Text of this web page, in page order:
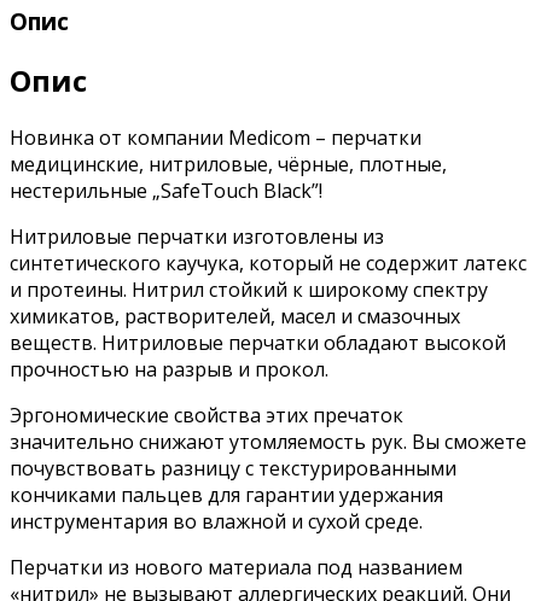
Опис
Опис
Новинка от компании Medicom – перчатки
медицинские, нитриловые, чёрные, плотные,
нестерильные „SafeTouch Black”!
Нитриловые перчатки изготовлены из
синтетического каучука, который не содержит латекс
и протеины. Нитрил стойкий к широкому спектру
химикатов, растворителей, масел и смазочных
веществ. Нитриловые перчатки обладают высокой
прочностью на разрыв и прокол.
Эргономические свойства этих пречаток
значительно снижают утомляемость рук. Вы сможете
почувствовать разницу с текстурированными
кончиками пальцев для гарантии удержания
инструментария во влажной и сухой среде.
Перчатки из нового материала под названием
«нитрил» не вызывают аллергических реакций. Они